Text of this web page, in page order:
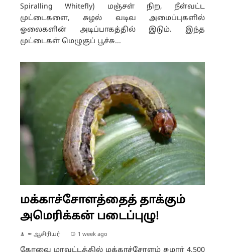
Spiralling Whitefly) மஞ்சள் நிற, நீள்வட்ட
முட்டைகளை, சுழல் வடிவ அமைப்புகளில்
ஓலைகளின் அடிப்பாகத்தில் இடும். இந்த
முட்டைகள் மெழுகுப் பூச்சு...
மக்காச்சோளத்தைத் தாக்கும்
அமெரிக்கன் படைப்புழு!
✒ ஆசிரியர் 1 week ago
கோவை மாவட்டத்தில் மக்காச்சோளம் சுமார் 4,500